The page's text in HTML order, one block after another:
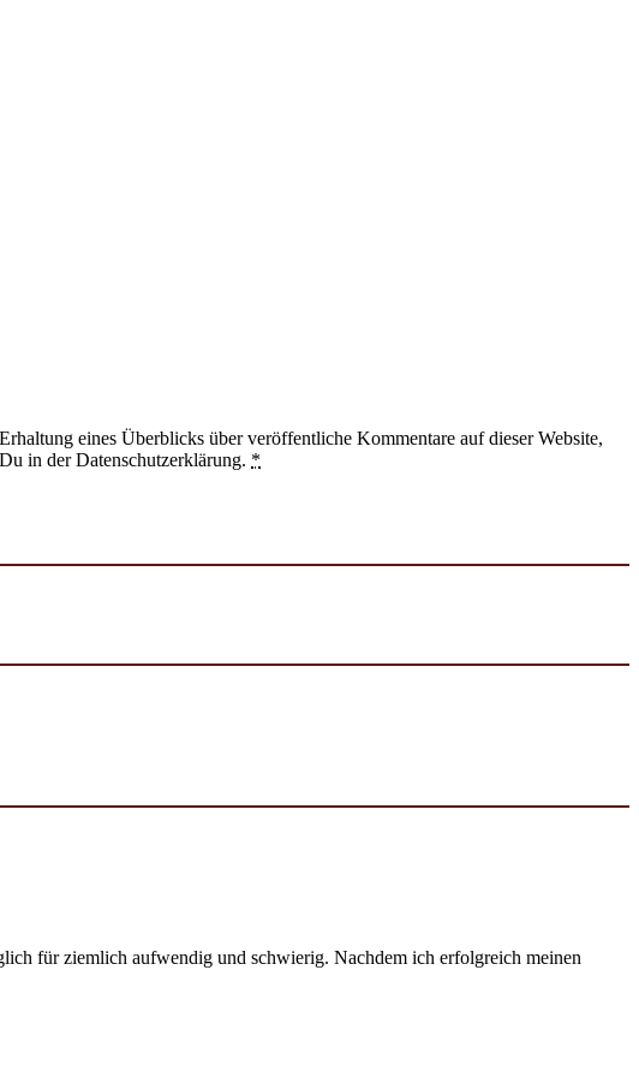
eines Überblicks über veröffentliche Kommentare auf dieser Website,
in der Datenschutzerklärung. *
für ziemlich aufwendig und schwierig. Nachdem ich erfolgreich meinen